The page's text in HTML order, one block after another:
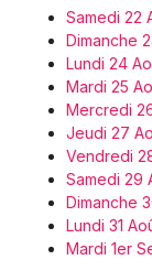
Samedi 22
Dimanche
Lundi 24
Mardi 25
Mercredi
Jeudi 27
Vendredi
Samedi 29
Dimanche
Lundi 31
Mardi 1er